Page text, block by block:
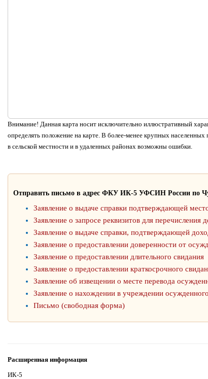
Внимание! Данная карта носит исключительно иллюстративный
определять положение на карте. В более-менее крупных
в сельской местности и в удаленных районах возможны ошибки.
Отправить письмо в адрес ФКУ ИК-5 УФСИН России по
Заявление о выдаче справки подтверждающей
Заявление о запросе реквизитов для
Заявление о выдаче справки, подтверждающей
Заявление о предоставлении доверенности от
Заявление о предоставлении длительного свидания
Заявление о предоставлении краткосрочного
Заявление об извещении о месте перевода
Заявление о нахождении в учреждении осужденного
Письмо (свободная форма)
Расширенная информация
ИК-5